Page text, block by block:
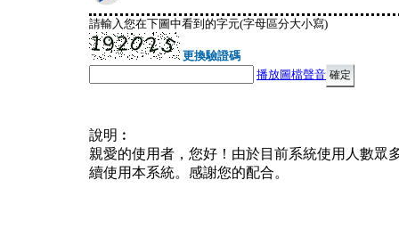
請輸入您在下圖中看到的字元(字母區分大小寫)
更換驗證碼
播放圖檔聲音
說明︰
親愛的使用者，您好！由於目前系統使用人數眾
續使用本系統。感謝您的配合。